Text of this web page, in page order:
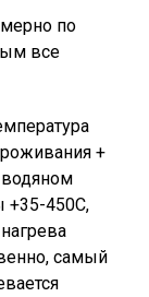
по
все
+
водяном
+35-450С,
самый